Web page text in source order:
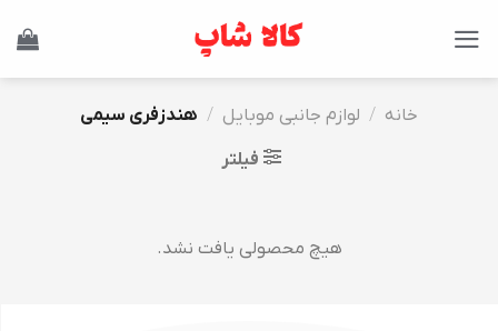
خانه / لوازم جانبی موبایل / هندزفری سیمی
فیلتر
هیچ محصولی یافت نشد.